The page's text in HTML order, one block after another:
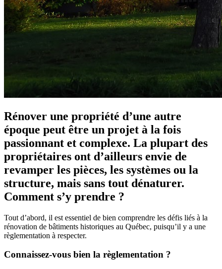
Rénover une propriété d’une autre
époque peut être un projet à la fois
passionnant et complexe. La plupart des
propriétaires ont d’ailleurs envie de
revamper les pièces, les systèmes ou la
structure, mais sans tout dénaturer.
Comment s’y prendre ?
Tout d’abord, il est essentiel de bien comprendre les défis liés à la
rénovation de bâtiments historiques au Québec, puisqu’il y a une
règlementation à respecter.
Connaissez-vous bien la règlementation ?